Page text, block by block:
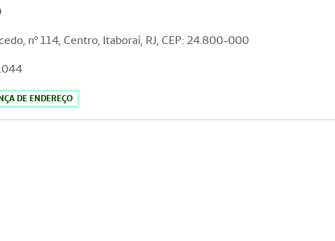
nº 114, Centro, Itaboraí, RJ, CEP: 24.800-000
DE ENDEREÇO